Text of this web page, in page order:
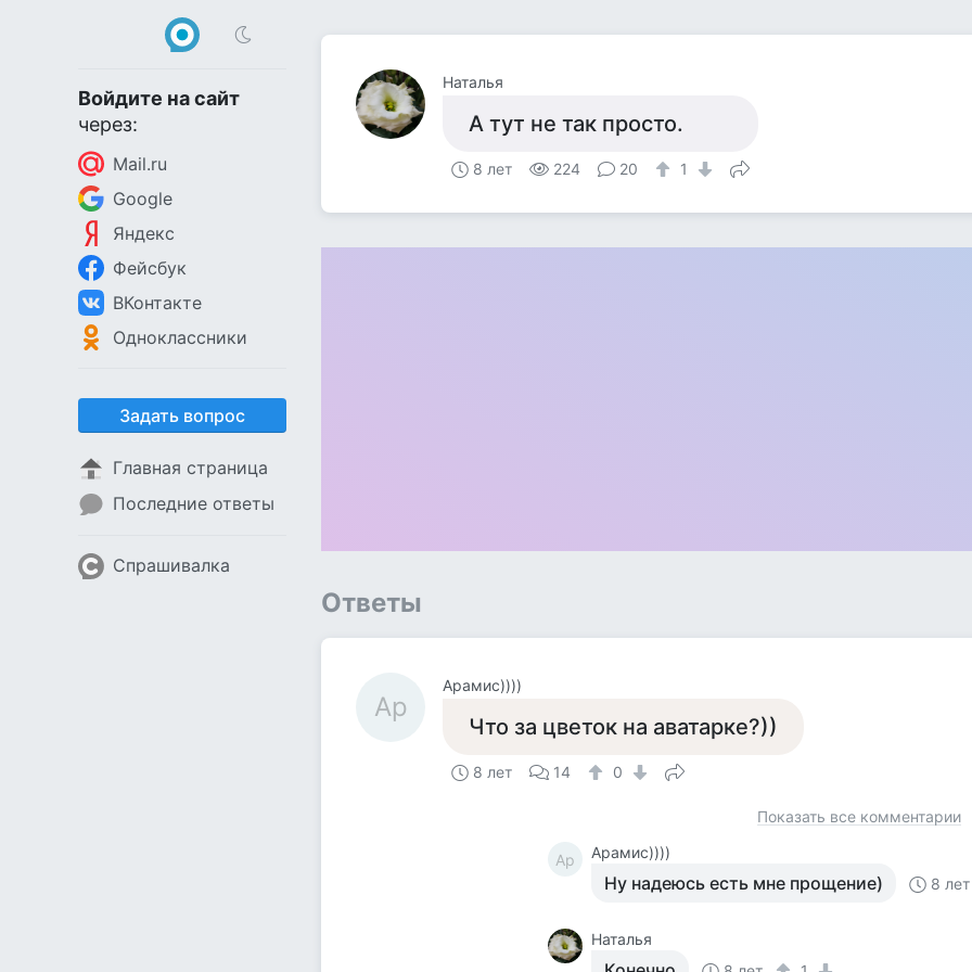
Войдите на сайт
через:
Mail.ru
Google
Яндекс
Фейсбук
ВКонтакте
Одноклассники
Задать вопрос
Главная страница
Последние ответы
Спрашивалка
Наталья
А тут не так просто.
8 лет 224 20 1
Ответы
Ар
Арамис))))
Что за цветок на аватарке?))
8 лет 14 0
Показать все комментарии
Ар Арамис))))
Ну надеюсь есть мне прощение) 8 лет
Наталья